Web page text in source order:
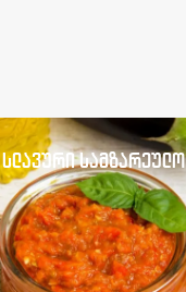
სლავური სამზარეულო